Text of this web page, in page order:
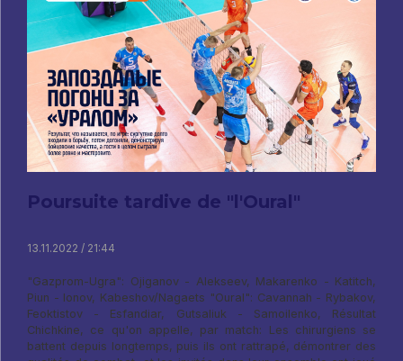
Poursuite tardive de "l'Oural"
13.11.2022 / 21:44
"Gazprom-Ugra": Ojiganov - Alekseev, Makarenko - Katitch,
Piun - Ionov, Kabeshov/Nagaets "Oural": Cavannah - Rybakov,
Feoktistov - Esfandiar, Gutsaliuk - Samoilenko, Résultat
Chichkine, ce qu'on appelle, par match: Les chirurgiens se
battent depuis longtemps, puis ils ont rattrapé, démontrer des